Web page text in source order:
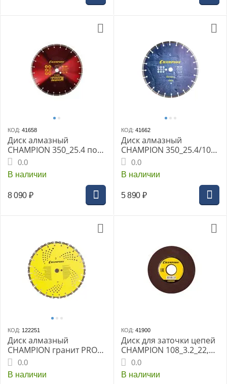
КОД: 41658
Диск алмазный
CHAMPION 350_25.4 по
бетону железобетону
(LW350CPRO10)
Concremax
0.0
В наличии
8 090 ₽
КОД: 41662
Диск алмазный
CHAMPION 350_25.4/10
Concremax, старый
бетон/железобетон с
наполн.сред.тв. (C1629)
0.0
В наличии
5 890 ₽
КОД: 122251
Диск алмазный
CHAMPION гранит PRO
350/25,4/10 Laser
Granitek (гранит
твёрдый)
0.0
В наличии
КОД: 41900
Диск для заточки цепей
CHAMPION 108_3.2_22,2
для станка C2000
(3/8PM", 0.325", 1/4)
C2030
0.0
В наличии